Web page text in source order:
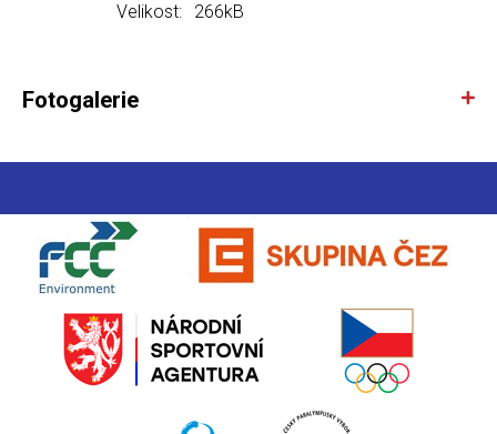
Velikost:
266kB
Fotogalerie